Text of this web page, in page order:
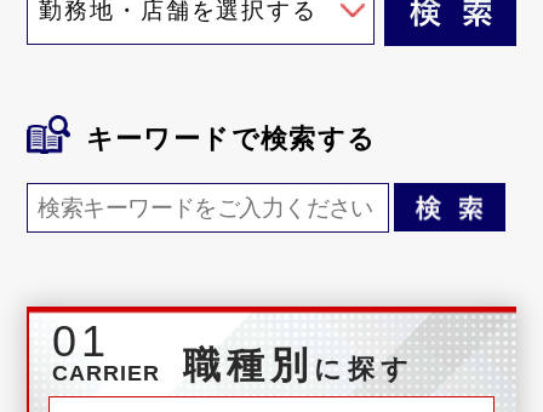
キーワード で検索する
01
CARRIER 職種別 に探す